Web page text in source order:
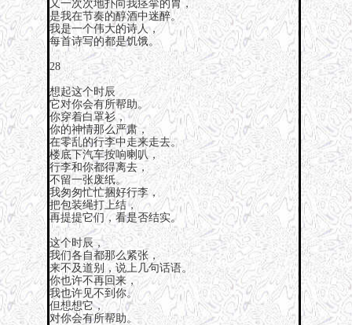
又一次次地扑向我痉挛的胃，
是我在节奏的醇酒中迷醉。
我是一个伟大的诗人，
每首诗写的都是饥饿。
28
想起这个时辰
它对你会有所帮助。
你穿着白罩衫，
你的神情那么严肃，
在零乱的行李中走来走去。
楼底下汽车按响喇叭，
行李和你都得离去，
不留一张废纸。
我匆匆忙忙捆好行李，
把包装绳打上结，
再提提它们，看是否结实。
这个时辰，
我们各自都那么紧张，
来不及道别，说上几句话语。
你也许不再回来，
我也许见不到你。
但想想它，
对你会有所帮助。